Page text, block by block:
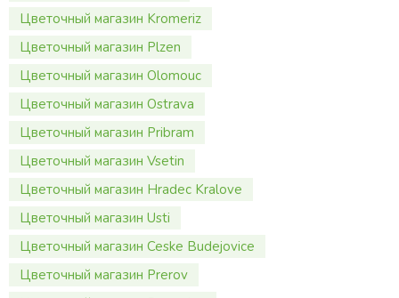
Цветочный магазин Kromeriz
Цветочный магазин Plzen
Цветочный магазин Olomouc
Цветочный магазин Ostrava
Цветочный магазин Pribram
Цветочный магазин Vsetin
Цветочный магазин Hradec Kralove
Цветочный магазин Usti
Цветочный магазин Ceske Budejovice
Цветочный магазин Prerov